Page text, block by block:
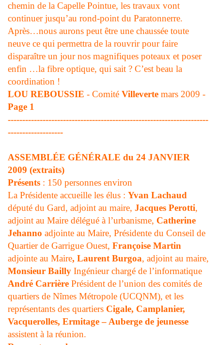
chemin de la Capelle Pointue, les travaux vont
continuer jusqu’au rond-point du Paratonnerre.
Après…nous aurons peut être une chaussée toute
neuve ce qui permettra de la rouvrir pour faire
disparaître un jour nos magnifiques poteaux et poser
enfin …la fibre optique, qui sait ? C’est beau la
coordination !
LOU REBOUSSIE - Comité Villeverte mars 2009 -
Page 1
---------------------------------------------------------------------
-------------------
ASSEMBLÉE GÉNÉRALE du 24 JANVIER
2009 (extraits)
Présents : 150 personnes environ
La Présidente accueille les élus : Yvan Lachaud
député du Gard, adjoint au maire, Jacques Perotti,
adjoint au Maire délégué à l’urbanisme, Catherine
Jehanno adjointe au Maire, Présidente du Conseil de
Quartier de Garrigue Ouest, Françoise Martin
adjointe au Maire, Laurent Burgoa, adjoint au maire,
Monsieur Bailly Ingénieur chargé de l’informatique
André Carrière Président de l’union des comités de
quartiers de Nîmes Métropole (UCQNM), et les
représentants des quartiers Cigale, Camplanier,
Vacquerolles, Ermitage – Auberge de jeunesse
assistent à la réunion.